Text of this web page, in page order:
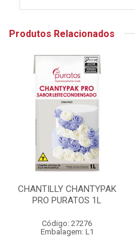
Produtos Relacionados
CHANTILLY CHANTYPAK
PRO PURATOS 1L
Código: 27276
Embalagem: L1